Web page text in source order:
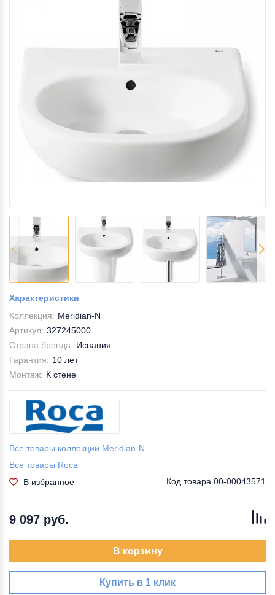
Характеристики
Коллекция: Meridian-N
Артикул: 327245000
Страна бренда: Испания
Гарантия: 10 лет
Монтаж: К стене
Все товары коллекции Meridian-N
Все товары Roca
В избранное
Код товара 00-00043571
9 097 руб.
В корзину
Купить в 1 клик